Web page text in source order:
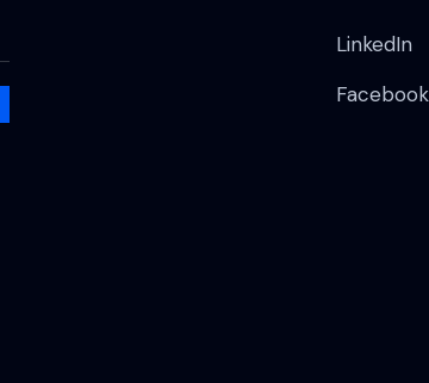
LinkedIn
Facebook